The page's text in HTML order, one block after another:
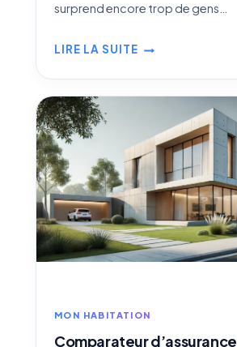
surprend encore trop de gens…
LIRE LA SUITE
PARTIR
L’HIVER
:
QUE
FAIRE
AVEC
VOTRE
ASSURANCE
HABITATION
?
MON HABITATION
Comparateur d’assurance